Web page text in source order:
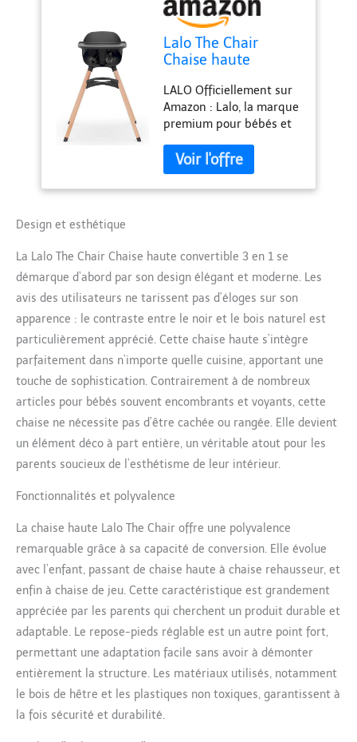
Lalo The Chair
Chaise haute
Chaise haute en
bois pour bébés et
tout-petits, chaise
haute pour bébé
avec plateau passe
au lave-vaisselle,
repose-pieds
LALO Officiellement sur
Amazon : Lalo, la marque
premium pour bébés et
maintenant disponible
sur Amazon. Conçu par
des parents, nous
parents sont fiers de
posséder. Nos produits
sont sûrs, non toxiques,
beaux et conçus pour
durer Sûre et sécurisée :
la chaise haute Lalo
comprend notre harnais
de sécurité à 5 points et
repose-pieds réglable
qui montera un peu plus
haut, ce qui la rend plus
confortable à utiliser
suffit de retourner le
de la place au fur et à
mesure qu'ils
avec bébé : utilisez la
chaise haute pour votre
bébé et convertissez-le
en un siège rehausseur
pour lui donner un siège
à table. Et lorsque votre
tout-petit n'est pas si
petit, transformez-le en
Design et esthétique
La Lalo The Chair Chaise haute convertible 3 en 1 se
démarque d’abord par son design élégant et moderne. Les
avis des utilisateurs ne tarissent pas d’éloges sur son
apparence : le contraste entre le noir et le bois naturel est
particulièrement apprécié. Cette chaise haute s’intègre
parfaitement dans n’importe quelle cuisine, apportant une
touche de sophistication. Contrairement à de nombreux
articles pour bébés souvent encombrants et voyants, cette
chaise ne nécessite pas d’être cachée ou rangée. Elle devient
un élément déco à part entière, un véritable atout pour les
parents soucieux de l’esthétisme de leur intérieur.
Fonctionnalités et polyvalence
La chaise haute Lalo The Chair offre une polyvalence
remarquable grâce à sa capacité de conversion. Elle évolue
avec l’enfant, passant de chaise haute à chaise rehausseur, et
enfin à chaise de jeu. Cette caractéristique est grandement
appréciée par les parents qui cherchent un produit durable et
adaptable. Le repose-pieds réglable est un autre point fort,
permettant une adaptation facile sans avoir à démonter
entièrement la structure. Les matériaux utilisés, notamment
le bois de hêtre et les plastiques non toxiques, garantissent à
la fois sécurité et durabilité.